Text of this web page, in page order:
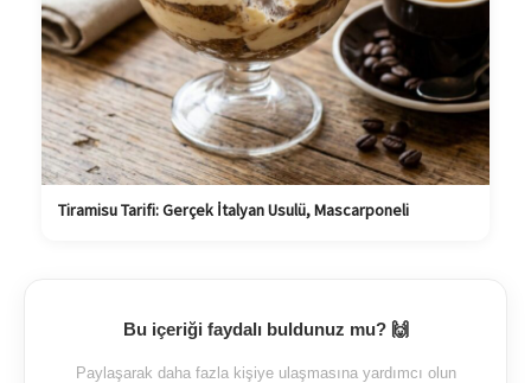
Tiramisu Tarifi: Gerçek İtalyan Usulü, Mascarponeli
Bu içeriği faydalı buldunuz mu? 🙌
Paylaşarak daha fazla kişiye ulaşmasına yardımcı olun